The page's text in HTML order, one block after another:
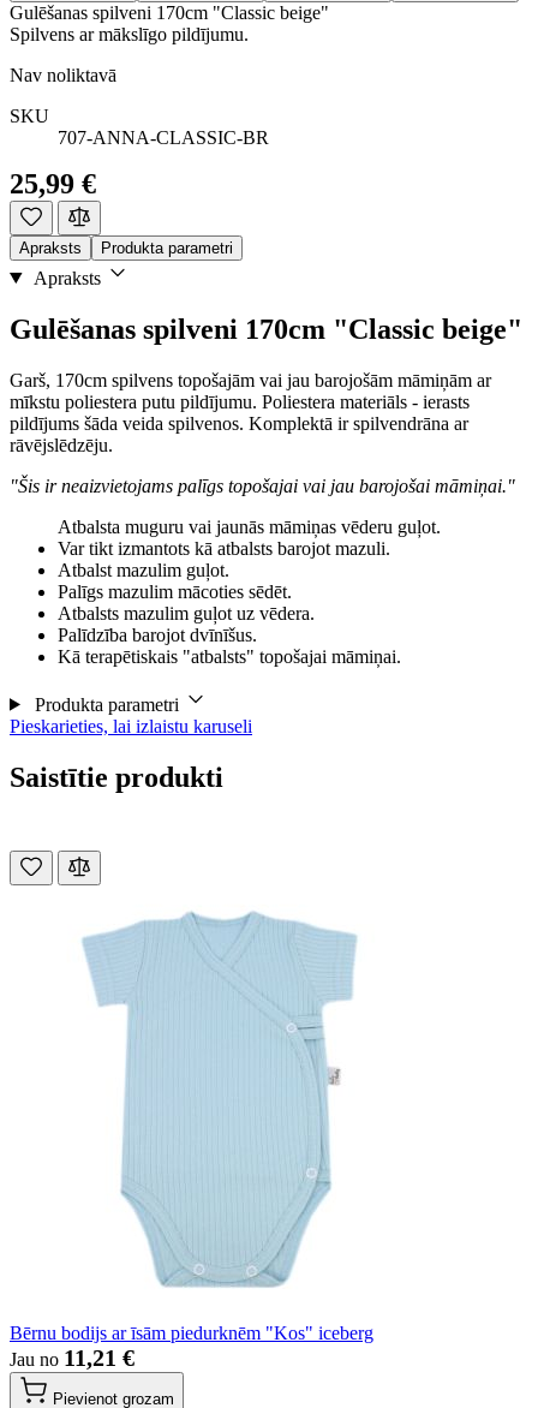
Gulēšanas spilveni 170cm "Classic beige"
Spilvens ar mākslīgo pildījumu.
Nav noliktavā
SKU
707-ANNA-CLASSIC-BR
25,99 €
Apraksts Produkta parametri
Apraksts
Gulēšanas spilveni 170cm "Classic beige"
Garš, 170cm spilvens topošajām vai jau barojošām māmiņām ar
mīkstu poliestera putu pildījumu. Poliestera materiāls - ierasts
pildījums šāda veida spilvenos. Komplektā ir spilvendrāna ar
rāvējslēdzēju.
"Šis ir neaizvietojams palīgs topošajai vai jau barojošai māmiņai."
Atbalsta muguru vai jaunās māmiņas vēderu guļot.
Var tikt izmantots kā atbalsts barojot mazuli.
Atbalst mazulim guļot.
Palīgs mazulim mācoties sēdēt.
Atbalsts mazulim guļot uz vēdera.
Palīdzība barojot dvīnīšus.
Kā terapētiskais "atbalsts" topošajai māmiņai.
Produkta parametri
Pieskarieties, lai izlaistu karuseli
Saistītie produkti
Bērnu bodijs ar īsām piedurknēm "Kos" iceberg
Jau no 11,21 €
Pievienot grozam